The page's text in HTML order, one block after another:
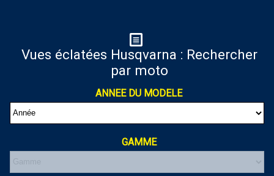
Panier
Votre panier est vide
Vues éclatées Husqvarna : Rechercher
par moto
ANNEE DU MODELE
GAMME